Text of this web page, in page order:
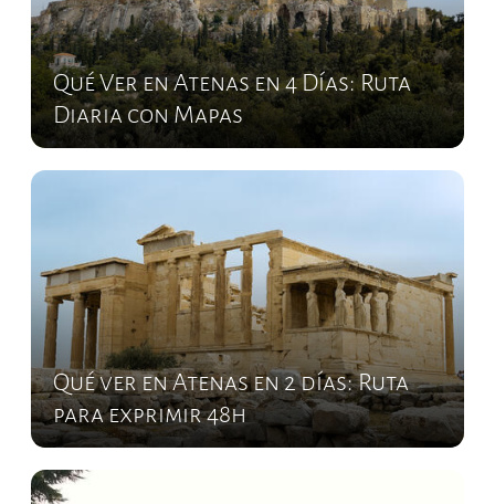
Qué Ver en Atenas en 4 Días: Ruta
Diaria con Mapas
Qué ver en Atenas en 2 días: Ruta
para exprimir 48h